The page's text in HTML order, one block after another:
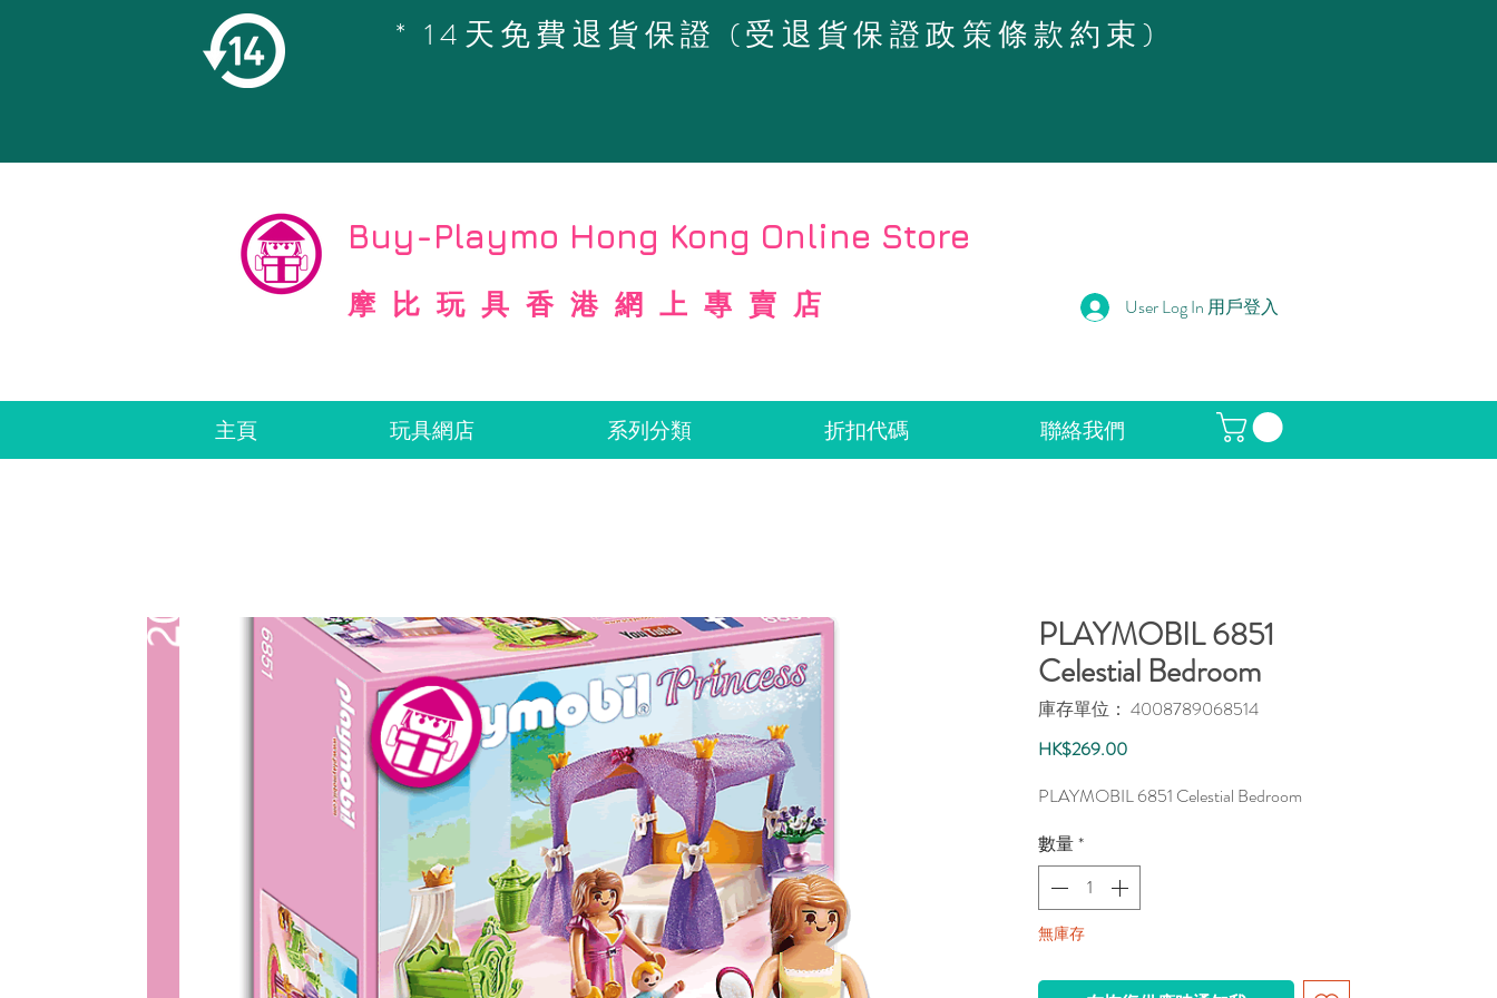
* 14天免費退貨保證 (受退貨保證政策條款約束)
Copyright
Buy-Playmo Hong Kong Online Store
摩比玩具香港網上專賣店 User Log In 用戶登入
主頁 玩具網店 系列分類 折扣代碼 聯絡我們
PLAYMOBIL 6851
Celestial Bedroom
庫存單位： 4008789068514
HK$269.00價
PLAYMOBIL 6851 Celestial Bedroom
數量*
無庫存